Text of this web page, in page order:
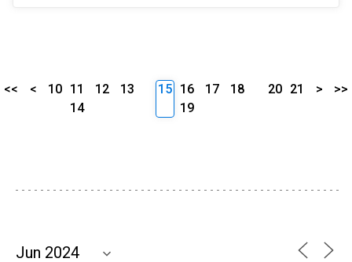
<< < 10 11 12
13
14
15 16 17
18
19
20 21 > >>